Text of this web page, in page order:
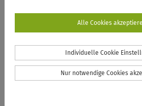
Alle Cookies
Individuelle Cookie
Nur notwendige Cookies
Mathematik
Die Kernaspekte der